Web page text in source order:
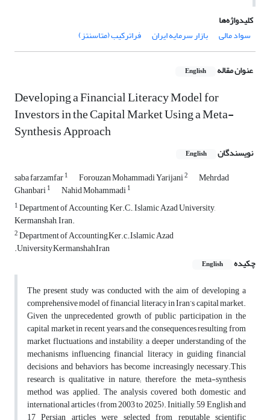
کلیدواژه‌ها
سواد مالی
بازار سرمایه ایران فراترکیب (متاسنتز)
عنوان مقاله English
Developing a Financial Literacy Model for
Investors in the Capital Market Using a Meta-
Synthesis Approach
نویسندگان English
saba farzamfar1 Forouzan Mohammadi Yarijani2 Mehrdad
Ghanbari1 Nahid Mohammadi1
1Department of Accounting, Ker.C., Islamic Azad University,
Kermanshah, Iran.
2Department of Accounting,Ker.c.,Islamic Azad
.University,Kermanshah,Iran
چکیده
English
The present study was conducted with the aim of developing a
comprehensive model of financial literacy in Iran’s capital market.
Given the unprecedented growth of public participation in the
capital market in recent years and the consequences resulting from
market fluctuations and instability, a deeper understanding of the
mechanisms influencing financial literacy in guiding financial
decisions and behaviors has become increasingly necessary.This
research is qualitative in nature; therefore, the meta-synthesis
method was applied. The analysis covered both domestic and
international articles (from 2003 to 2025). Initially, 59 English and